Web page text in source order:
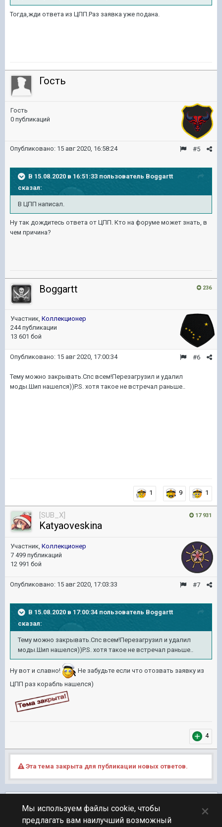
Тогда,жди ответа из ЦПП.Раз заявка уже подана.
Гость
Гость
0 публикаций
#5
Опубликовано: 15 авг 2020, 16:58:24
В 15.08.2020 в 16:51:33 пользователь Boggartt
сказал:
В ЦПП написал.
Ну так дождитесь ответа от ЦПП. Кто на форуме может знать, в
чем причина?
236
Boggartt
Участник, Коллекционер
244 публикации
13 601 бой
#6
Опубликовано: 15 авг 2020, 17:00:34
Тему можно закрывать.Спс всем!Перезагрузил и удалил
моды.Шип нашелся))P.S. хотя такое не встречал раньше..
1 9 1
17 931
[SUB_X]
Katyaoveskina
Участник, Коллекционер
7 499 публикаций
12 991 бой
#7
Опубликовано: 15 авг 2020, 17:03:33
В 15.08.2020 в 17:00:34 пользователь Boggartt
сказал:
Тему можно закрывать.Спс всем!Перезагрузил и удалил
моды.Шип нашелся))P.S. хотя такое не встречал раньше..
Ну вот и славно!
Не забудьте если что отозвать заявку из
ЦПП раз корабль нашелся)
4
Эта тема закрыта для публикации новых ответов.
Мы используем файлы cookie, чтобы
предлагать вам наилучший возможный
×